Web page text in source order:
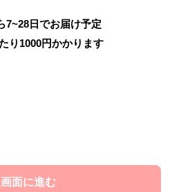
7~28日でお届け予定
り 1000円かかります
面に進む